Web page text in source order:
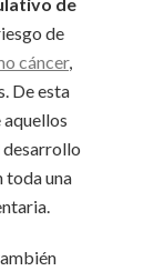
de
cáncer,
De esta
desarrollo
toda una